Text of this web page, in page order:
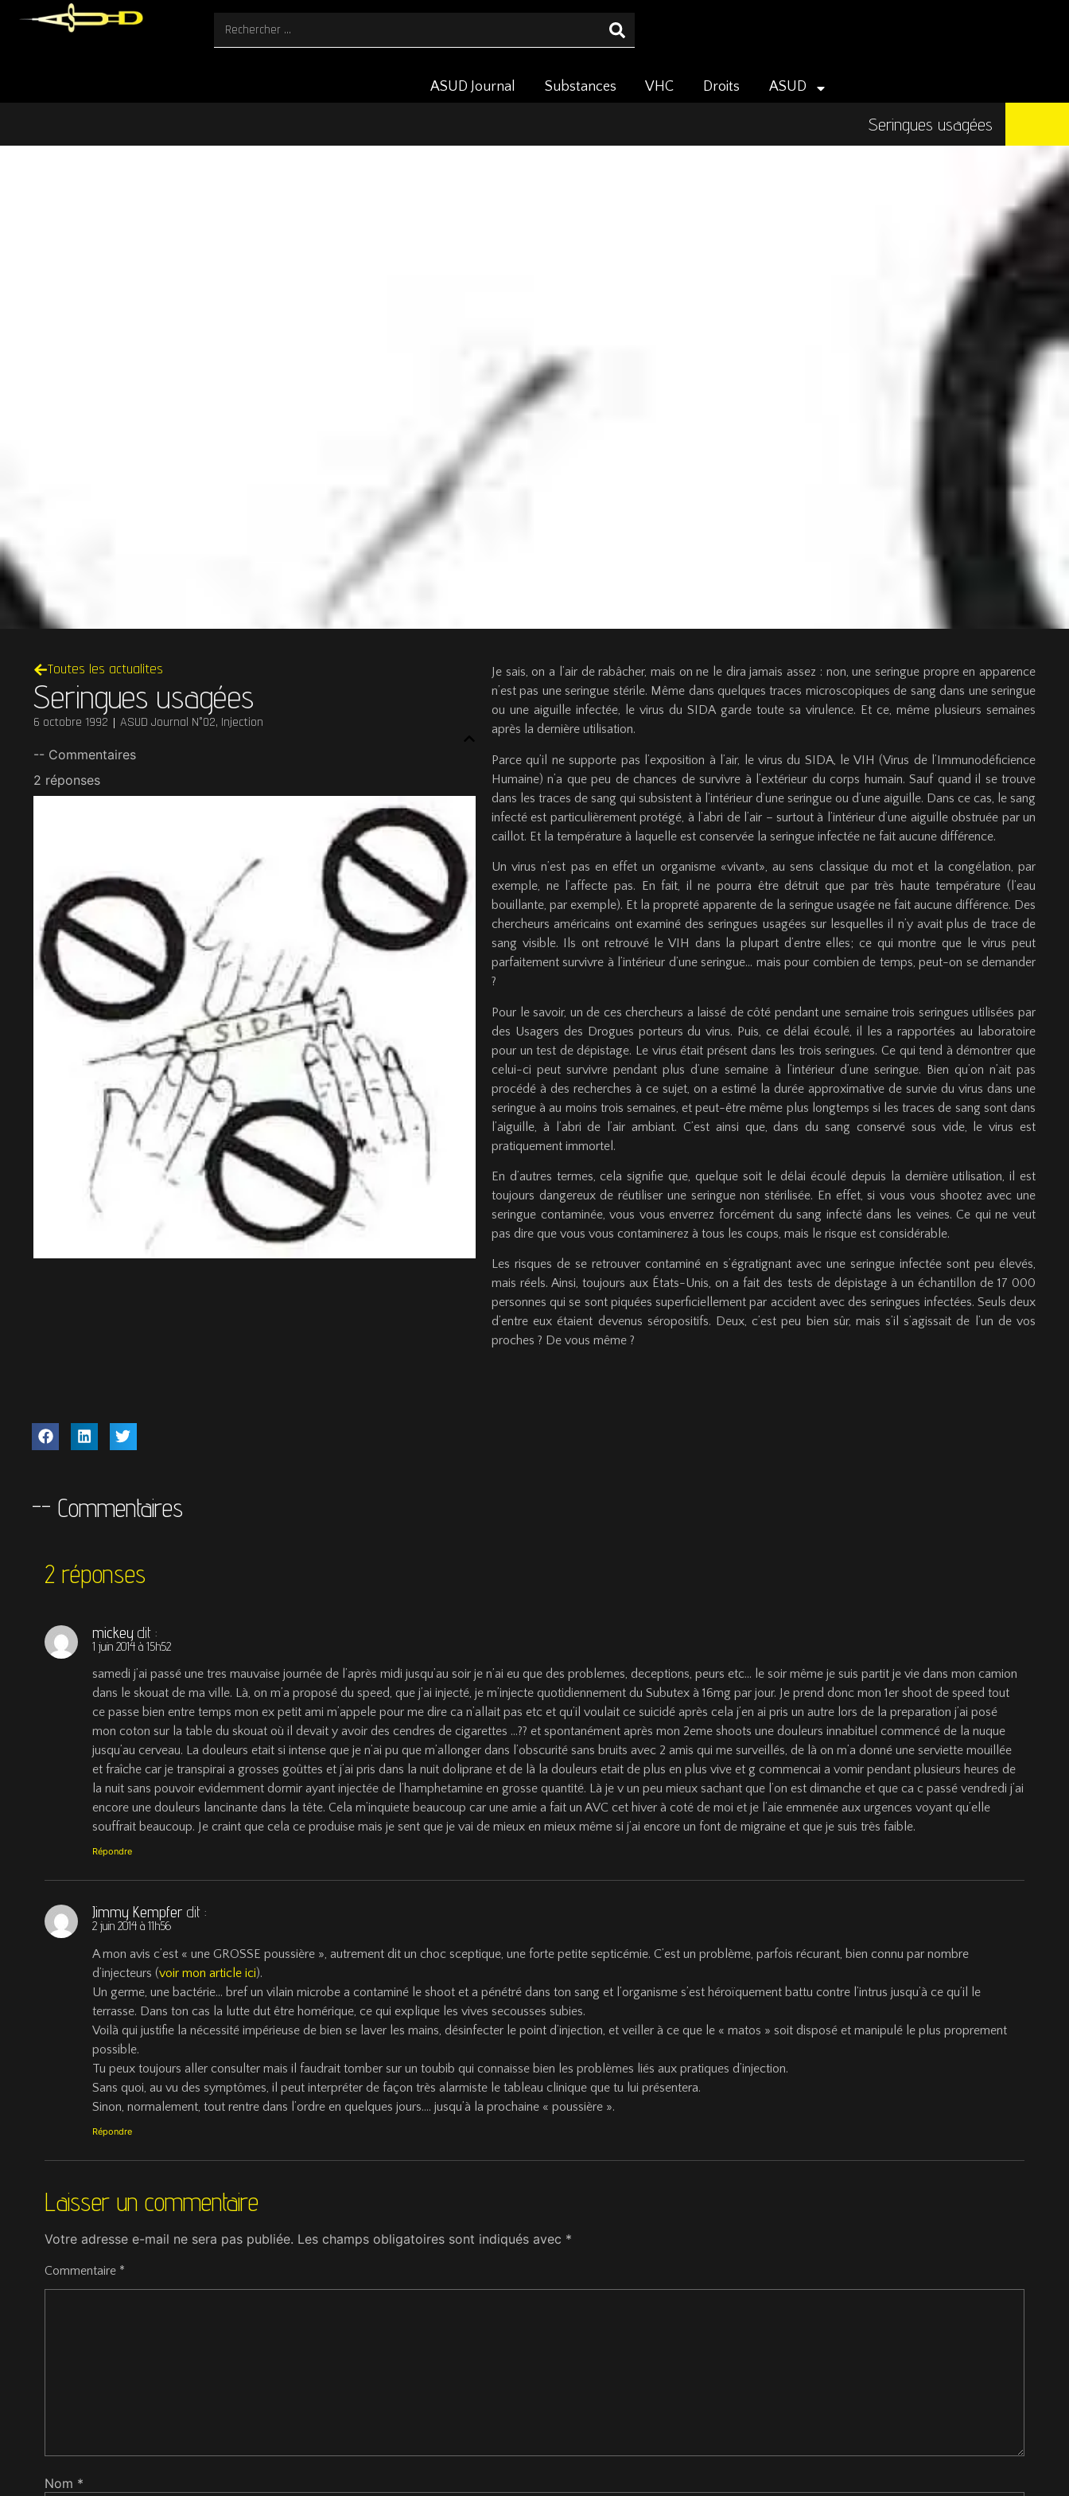
ASUD Journal Substances VHC Droits ASUD
Seringues usagées
Toutes les actualites
Seringues usagées
6 octobre 1992 ASUD Journal N°02, Injection
-- Commentaires
2 réponses
Je sais, on a l’air de rabâcher, mais on ne le dira jamais assez : non, une seringue propre en apparence
n’est pas une seringue stérile. Même dans quelques traces microscopiques de sang dans une seringue
ou une aiguille infectée, le virus du SIDA garde toute sa virulence. Et ce, même plusieurs semaines
après la dernière utilisation.
Parce qu’il ne supporte pas l’exposition à l’air, le virus du SIDA, le VIH (Virus de l’Immunodéficience
Humaine) n’a que peu de chances de survivre à l’extérieur du corps humain. Sauf quand il se trouve
dans les traces de sang qui subsistent à l’intérieur d’une seringue ou d’une aiguille. Dans ce cas, le sang
infecté est particulièrement protégé, à l’abri de l’air – surtout à l’intérieur d’une aiguille obstruée par un
caillot. Et la température à laquelle est conservée la seringue infectée ne fait aucune différence.
Un virus n’est pas en effet un organisme «vivant», au sens classique du mot et la congélation, par
exemple, ne l’affecte pas. En fait, il ne pourra être détruit que par très haute température (l’eau
bouillante, par exemple). Et la propreté apparente de la seringue usagée ne fait aucune différence. Des
chercheurs américains ont examiné des seringues usagées sur lesquelles il n’y avait plus de trace de
sang visible. Ils ont retrouvé le VIH dans la plupart d’entre elles; ce qui montre que le virus peut
parfaitement survivre à l’intérieur d’une seringue… mais pour combien de temps, peut-on se demander
?
Pour le savoir, un de ces chercheurs a laissé de côté pendant une semaine trois seringues utilisées par
des Usagers des Drogues porteurs du virus. Puis, ce délai écoulé, il les a rapportées au laboratoire
pour un test de dépistage. Le virus était présent dans les trois seringues. Ce qui tend à démontrer que
celui-ci peut survivre pendant plus d’une semaine à l’intérieur d’une seringue. Bien qu’on n’ait pas
procédé à des recherches à ce sujet, on a estimé la durée approximative de survie du virus dans une
seringue à au moins trois semaines, et peut-être même plus longtemps si les traces de sang sont dans
l’aiguille, à l’abri de l’air ambiant. C’est ainsi que, dans du sang conservé sous vide, le virus est
pratiquement immortel.
En d’autres termes, cela signifie que, quelque soit le délai écoulé depuis la dernière utilisation, il est
toujours dangereux de réutiliser une seringue non stérilisée. En effet, si vous vous shootez avec une
seringue contaminée, vous vous enverrez forcément du sang infecté dans les veines. Ce qui ne veut
pas dire que vous vous contaminerez à tous les coups, mais le risque est considérable.
Les risques de se retrouver contaminé en s’égratignant avec une seringue infectée sont peu élevés,
mais réels. Ainsi, toujours aux États-Unis, on a fait des tests de dépistage à un échantillon de 17 000
personnes qui se sont piquées superficiellement par accident avec des seringues infectées. Seuls deux
d’entre eux étaient devenus séropositifs. Deux, c’est peu bien sûr, mais s’il s’agissait de l’un de vos
proches ? De vous même ?
-- Commentaires
2 réponses
mickey dit :
1 juin 2014 à 15h52
samedi j’ai passé une tres mauvaise journée de l’après midi jusqu’au soir je n’ai eu que des problemes, deceptions, peurs etc… le soir même je suis partit je vie dans mon camion
dans le skouat de ma ville. Là, on m’a proposé du speed, que j’ai injecté, je m’injecte quotidiennement du Subutex à 16mg par jour. Je prend donc mon 1er shoot de speed tout
ce passe bien entre temps mon ex petit ami m’appele pour me dire ca n’allait pas etc et qu’il voulait ce suicidé après cela j’en ai pris un autre lors de la preparation j’ai posé
mon coton sur la table du skouat où il devait y avoir des cendres de cigarettes …?? et spontanément après mon 2eme shoots une douleurs innabituel commencé de la nuque
jusqu’au cerveau. La douleurs etait si intense que je n’ai pu que m’allonger dans l’obscurité sans bruits avec 2 amis qui me surveillés, de là on m’a donné une serviette mouillée
et fraîche car je transpirai a grosses goûttes et j’ai pris dans la nuit doliprane et de là la douleurs etait de plus en plus vive et g commencai a vomir pendant plusieurs heures de
la nuit sans pouvoir evidemment dormir ayant injectée de l’hamphetamine en grosse quantité. Là je v un peu mieux sachant que l’on est dimanche et que ca c passé vendredi j’ai
encore une douleurs lancinante dans la tête. Cela m’inquiete beaucoup car une amie a fait un AVC cet hiver à coté de moi et je l’aie emmenée aux urgences voyant qu’elle
souffrait beaucoup. Je craint que cela ce produise mais je sent que je vai de mieux en mieux même si j’ai encore un font de migraine et que je suis très faible.
Répondre
Jimmy Kempfer dit :
2 juin 2014 à 11h56
A mon avis c’est « une GROSSE poussière », autrement dit un choc sceptique, une forte petite septicémie. C’est un problème, parfois récurant, bien connu par nombre
d’injecteurs (voir mon article ici).
Un germe, une bactérie… bref un vilain microbe a contaminé le shoot et a pénétré dans ton sang et l’organisme s’est héroïquement battu contre l’intrus jusqu’à ce qu’il le
terrasse. Dans ton cas la lutte dut être homérique, ce qui explique les vives secousses subies.
Voilà qui justifie la nécessité impérieuse de bien se laver les mains, désinfecter le point d’injection, et veiller à ce que le « matos » soit disposé et manipulé le plus proprement
possible.
Tu peux toujours aller consulter mais il faudrait tomber sur un toubib qui connaisse bien les problèmes liés aux pratiques d’injection.
Sans quoi, au vu des symptômes, il peut interpréter de façon très alarmiste le tableau clinique que tu lui présentera.
Sinon, normalement, tout rentre dans l’ordre en quelques jours…. jusqu’à la prochaine « poussière ».
Répondre
Laisser un commentaire
Votre adresse e-mail ne sera pas publiée. Les champs obligatoires sont indiqués avec *
Commentaire *
Nom *